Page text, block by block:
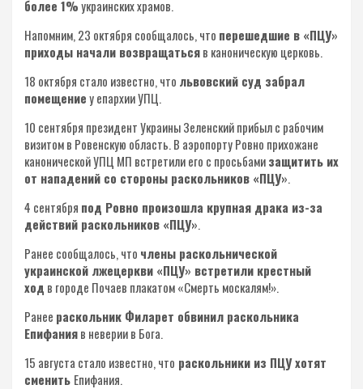
более 1%украинских храмов.
Напомним, 23 октября сообщалось, что перешедшие в «ПЦУ»
приходы начали возвращатьсяв каноническую церковь.
18 октября стало известно, что львовский суд забрал
помещениеу епархии УПЦ.
10 сентября президент Украины Зеленский прибыл с рабочим
визитом в Ровенскую область. В аэропорту Ровно прихожане
канонической УПЦ МП встретили его с просьбамизащитить их
от нападений со стороны раскольников «ПЦУ».
4 сентября под Ровно произошла крупная драка из-за
действий раскольников «ПЦУ».
Ранее сообщалось, что члены раскольнической
украинской лжецеркви «ПЦУ» встретили крестный
ход в городе Почаев плакатом «Смерть москалям!».
Ранее раскольник Филарет обвинил раскольника
Епифанияв неверии в Бога.
15 августа стало известно, что раскольники из ПЦУ хотят
сменить Епифания.